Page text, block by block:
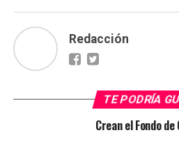
Redacción
TE PODRÍA
Crean el Fondo